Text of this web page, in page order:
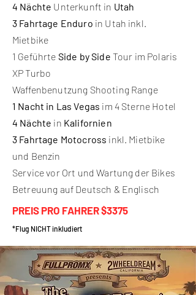
4 Nächte Unterkunft in Utah
3 Fahrtage Enduro in Utah inkl.
Mietbike
1 Geführte Side by Side Tour im Polaris
XP Turbo
Waffenbenutzung Shooting Range
1 Nacht in Las Vegas im 4 Sterne Hotel
4 Nächte in Kalifornien
3 Fahrtage Motocross inkl. Mietbike
und Benzin
Service vor Ort und Wartung der Bikes
Betreuung auf Deutsch & Englisch
PREIS PRO FAHRER $3375
*Flug NICHT inkludiert